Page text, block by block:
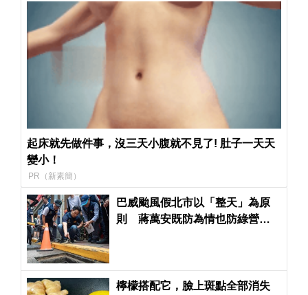
起床就先做件事，沒三天小腹就不見了! 肚子一天天
變小！
PR（新素簡）
巴威颱風假北市以「整天」為原
則 蔣萬安既防為情也防綠營圍
檸檬搭配它，臉上斑點全部消失